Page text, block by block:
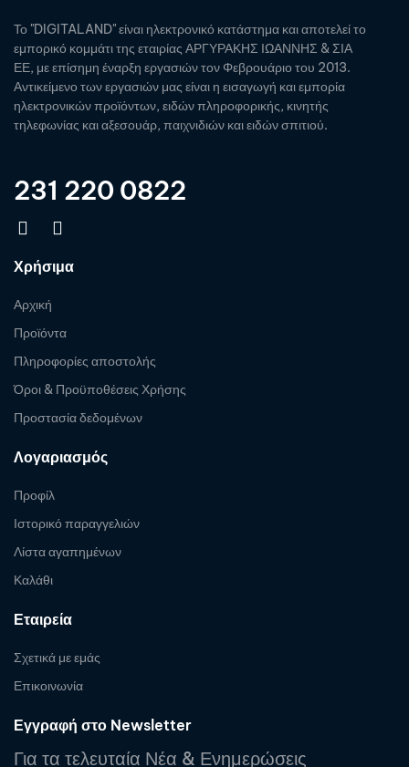
Το "DIGITALAND" είναι ηλεκτρονικό κατάστημα και αποτελεί το
εμπορικό κομμάτι της εταιρίας ΑΡΓΥΡΑΚΗΣ ΙΩΑΝΝΗΣ & ΣΙΑ
ΕΕ, με επίσημη έναρξη εργασιών τον Φεβρουάριο του 2013.
Αντικείμενο των εργασιών μας είναι η εισαγωγή και εμπορία
ηλεκτρονικών προϊόντων, ειδών πληροφορικής, κινητής
τηλεφωνίας και αξεσουάρ, παιχνιδιών και ειδών σπιτιού.
231 220 0822
Χρήσιμα
Αρχική
Προϊόντα
Πληροφορίες αποστολής
Όροι & Προϋποθέσεις Χρήσης
Προστασία δεδομένων
Λογαριασμός
Προφίλ
Ιστορικό παραγγελιών
Λίστα αγαπημένων
Καλάθι
Εταιρεία
Σχετικά με εμάς
Επικοινωνία
Εγγραφή στο Newsletter
Για τα τελευταία Νέα & Ενημερώσεις